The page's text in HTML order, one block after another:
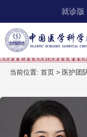
就诊版
当前位置: 首页 > 医护团